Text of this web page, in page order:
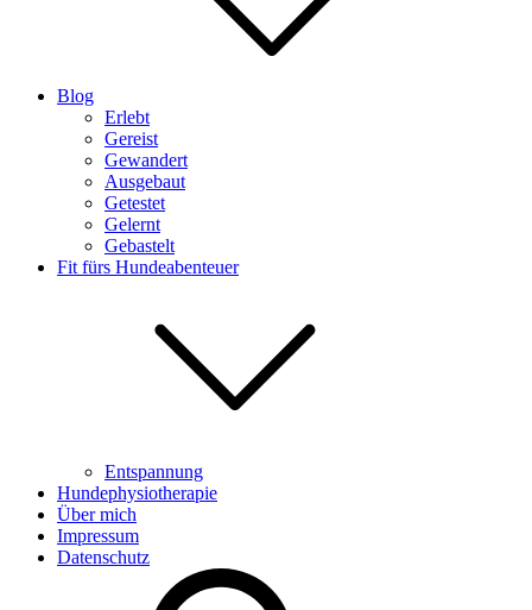
Blog
Erlebt
Gereist
Gewandert
Ausgebaut
Getestet
Gelernt
Gebastelt
Fit fürs Hundeabenteuer
Entspannung
Hundephysiotherapie
Über mich
Impressum
Datenschutz